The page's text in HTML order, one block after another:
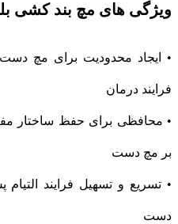
ویژگی های مچ بند کشی
• ایجاد محدودیت برای مچ
فرایند درمان
• محافظی برای حفظ ساختار
بر مچ دست
• تسریع و تسهیل فرایند
دست